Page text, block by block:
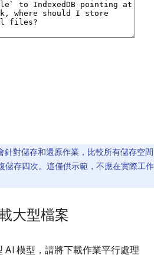
針對儲存和還原作業，比較所有儲存空間
儲存四次。這僅供示範，不應在實際工作
大型檔案
AI 模型，請將下載作業平行處理